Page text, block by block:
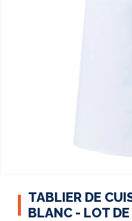
TABLIER DE
BLANC - LOT DE